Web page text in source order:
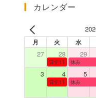
イ
カレンダー
月 火 水
27 28 29
貸切11：00～12：00
休み
3 4 5
貸切11：00～12：00
休み